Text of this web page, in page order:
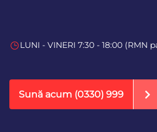
LUNI - VINERI 7:30 - 18:00 (RMN
Sună acum (0330) 999